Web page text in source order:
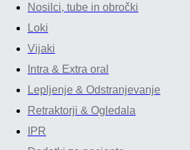
Nosilci, tube in obročki
Loki
Vijaki
Intra & Extra oral
Lepljenje & Odstranjevanje
Retraktorji & Ogledala
IPR